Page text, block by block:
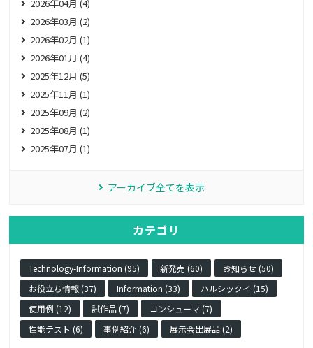
2026年04月 (4)
2026年03月 (2)
2026年02月 (1)
2026年01月 (4)
2025年12月 (5)
2025年11月 (1)
2025年09月 (2)
2025年08月 (1)
2025年07月 (1)
アーカイブ全てを表示
カテゴリ
Technology-Information (95) 新発売 (60)
お知らせ (50)
お役立ち情報 (37)
Information (33)
ハルシックイ (15)
使用例 (12)
試作品 (7)
コンシューマ (7)
性能テスト (6)
事例紹介 (6) 展示会出展品 (2)